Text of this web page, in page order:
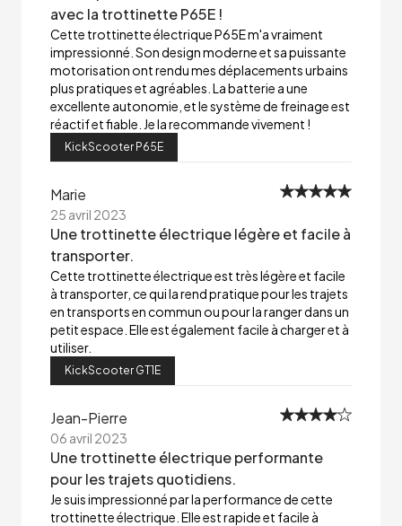
avec la trottinette P65E !
Cette trottinette électrique P65E m'a vraiment
impressionné. Son design moderne et sa puissante
motorisation ont rendu mes déplacements urbains
plus pratiques et agréables. La batterie a une
excellente autonomie, et le système de freinage est
réactif et fiable. Je la recommande vivement !
KickScooter P65E
Marie
25 avril 2023
Une trottinette électrique légère et facile à
transporter.
Cette trottinette électrique est très légère et facile
à transporter, ce qui la rend pratique pour les trajets
en transports en commun ou pour la ranger dans un
petit espace. Elle est également facile à charger et à
utiliser.
KickScooter GT1E
Jean-Pierre
06 avril 2023
Une trottinette électrique performante
pour les trajets quotidiens.
Je suis impressionné par la performance de cette
trottinette électrique. Elle est rapide et facile à